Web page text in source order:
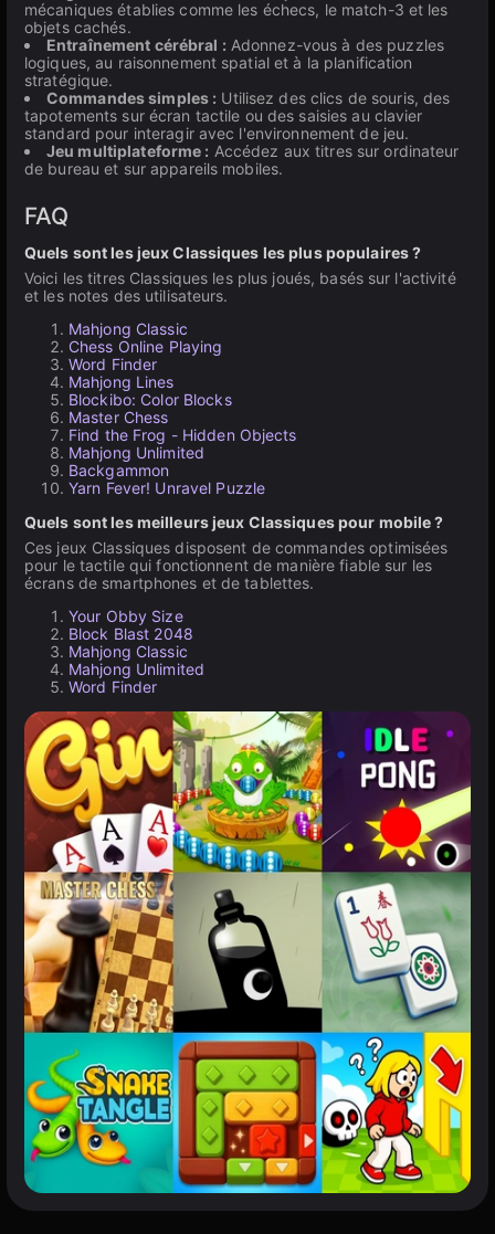
mécaniques établies comme les échecs, le match-3 et les
objets cachés.
Entraînement cérébral : Adonnez-vous à des puzzles
logiques, au raisonnement spatial et à la planification
stratégique.
Commandes simples : Utilisez des clics de souris, des
tapotements sur écran tactile ou des saisies au clavier
standard pour interagir avec l'environnement de jeu.
Jeu multiplateforme : Accédez aux titres sur ordinateur
de bureau et sur appareils mobiles.
FAQ
Quels sont les jeux Classiques les plus populaires ?
Voici les titres Classiques les plus joués, basés sur l'activité
et les notes des utilisateurs.
Mahjong Classic
Chess Online Playing
Word Finder
Mahjong Lines
Blockibo: Color Blocks
Master Chess
Find the Frog - Hidden Objects
Mahjong Unlimited
Backgammon
Yarn Fever! Unravel Puzzle
Quels sont les meilleurs jeux Classiques pour mobile ?
Ces jeux Classiques disposent de commandes optimisées
pour le tactile qui fonctionnent de manière fiable sur les
écrans de smartphones et de tablettes.
Your Obby Size
Block Blast 2048
Mahjong Classic
Mahjong Unlimited
Word Finder